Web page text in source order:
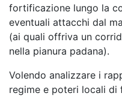
fortificazione lungo la
eventuali attacchi dal
(ai quali offriva un
nella pianura padana).
Volendo analizzare i
regime e poteri locali